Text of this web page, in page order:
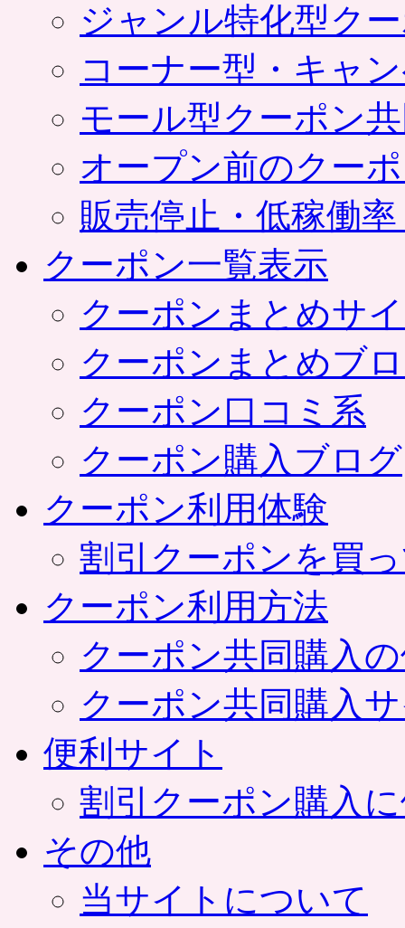
ジャンル特化型ク
コーナー型・キャ
モール型クーポン
オープン前のクー
販売停止・低稼働
クーポン一覧表示
クーポンまとめサ
クーポンまとめブ
クーポン口コミ系
クーポン購入ブログ
クーポン利用体験
割引クーポンを買
クーポン利用方法
クーポン共同購入
クーポン共同購入
便利サイト
割引クーポン購入
その他
当サイトについて